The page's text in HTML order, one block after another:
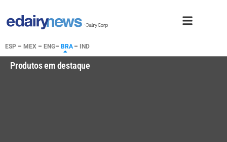
ESP – MEX – ENG– BRA– IND
Produtos em destaque